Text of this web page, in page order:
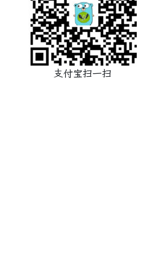
支付宝扫一扫